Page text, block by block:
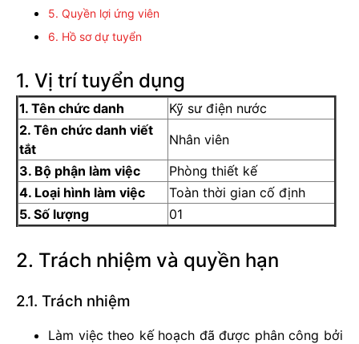
5. Quyền lợi ứng viên
6. Hồ sơ dự tuyển
1. Vị trí tuyển dụng
1. Tên chức danh
Kỹ sư điện nước
2. Tên chức danh viết
tắt
Nhân viên
3. Bộ phận làm việc
Phòng thiết kế
4. Loại hình làm việc
Toàn thời gian cố định
5. Số lượng
01
2. Trách nhiệm và quyền hạn
2.1. Trách nhiệm
Làm việc theo kế hoạch đã được phân công bởi